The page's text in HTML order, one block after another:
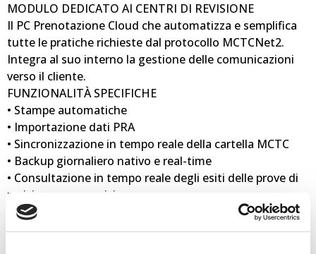
MODULO DEDICATO AI CENTRI DI REVISIONE
Il PC Prenotazione Cloud che automatizza e semplifica
tutte le pratiche richieste dal protocollo MCTCNet2.
Integra al suo interno la gestione delle comunicazioni
verso il cliente.
FUNZIONALITÀ SPECIFICHE
• Stampe automatiche
• Importazione dati PRA
• Sincronizzazione in tempo reale della cartella MCTC
• Backup giornaliero nativo e real-time
• Consultazione in tempo reale degli esiti delle prove di
revisione e pre-revisione
• Statistiche revisioni avanzate e dinamiche
• Monitoraggio dei veicoli non revisionati con possibilità